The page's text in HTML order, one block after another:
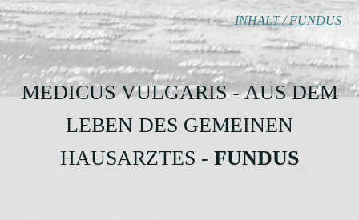
INHALT / FUNDUS
MEDICUS VULGARIS - AUS DEM
LEBEN DES GEMEINEN
HAUSARZTES - FUNDUS